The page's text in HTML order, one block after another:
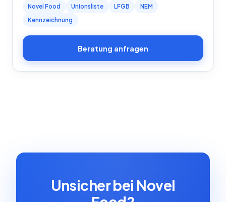
Novel Food Unionsliste LFGB
NEM
Kennzeichnung
Beratung anfragen
Unsicher bei Novel